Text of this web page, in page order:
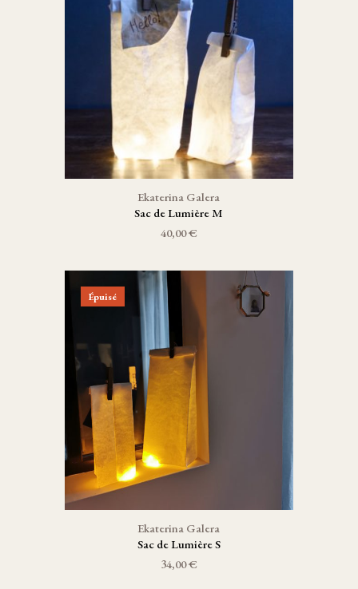
Ekaterina Galera
Sac de Lumière M
40,00 €
Épuisé
Ekaterina Galera
Sac de Lumière S
34,00 €